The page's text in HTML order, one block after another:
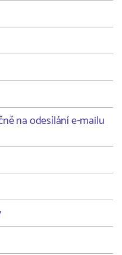
na odesílání e-mailu